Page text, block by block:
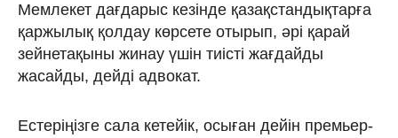
Мемлекет дағдарыс кезінде қазақстандықтарға
қаржылық қолдау көрсете отырып, әрі қарай
зейнетақыны жинау үшін тиісті жағдайды
жасайды, дейді адвокат.
Естеріңізге сала кетейік, осыған дейін премьер-